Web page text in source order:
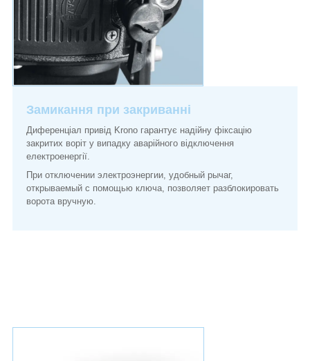
Замикання при закриванні
Диференціал привід Krono гарантує надійну фіксацію
закритих воріт у випадку аварійного відключення
електроенергії.
При отключении электроэнергии, удобный рычаг,
открываемый с помощью ключа, позволяет разблокировать
ворота вручную.